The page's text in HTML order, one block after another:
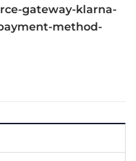
gateway-klarna-
method-